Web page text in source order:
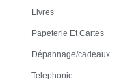
Livres
Papeterie Et Cartes
Dépannage/cadeaux
Telephonie